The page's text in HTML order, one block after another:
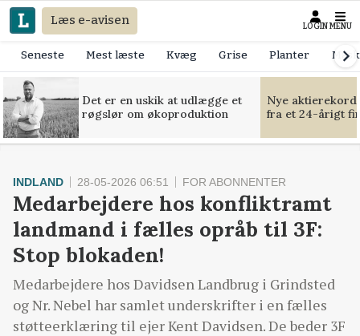
Læs e-avisen LOGIN MENU
Seneste Mest læste Kvæg Grise Planter
Det er en uskik at udlægge et
røgslør om økoproduktion
Nye
fra et 24-årigt
INDLAND 28-05-2026 06:51 FOR ABONNENTER
Medarbejdere hos konfliktramt
landmand i fælles opråb til 3F:
Stop blokaden!
Medarbejdere hos Davidsen Landbrug i Grindsted
og Nr. Nebel har samlet underskrifter i en fælles
støtteerklæring til ejer Kent Davidsen. De beder 3F